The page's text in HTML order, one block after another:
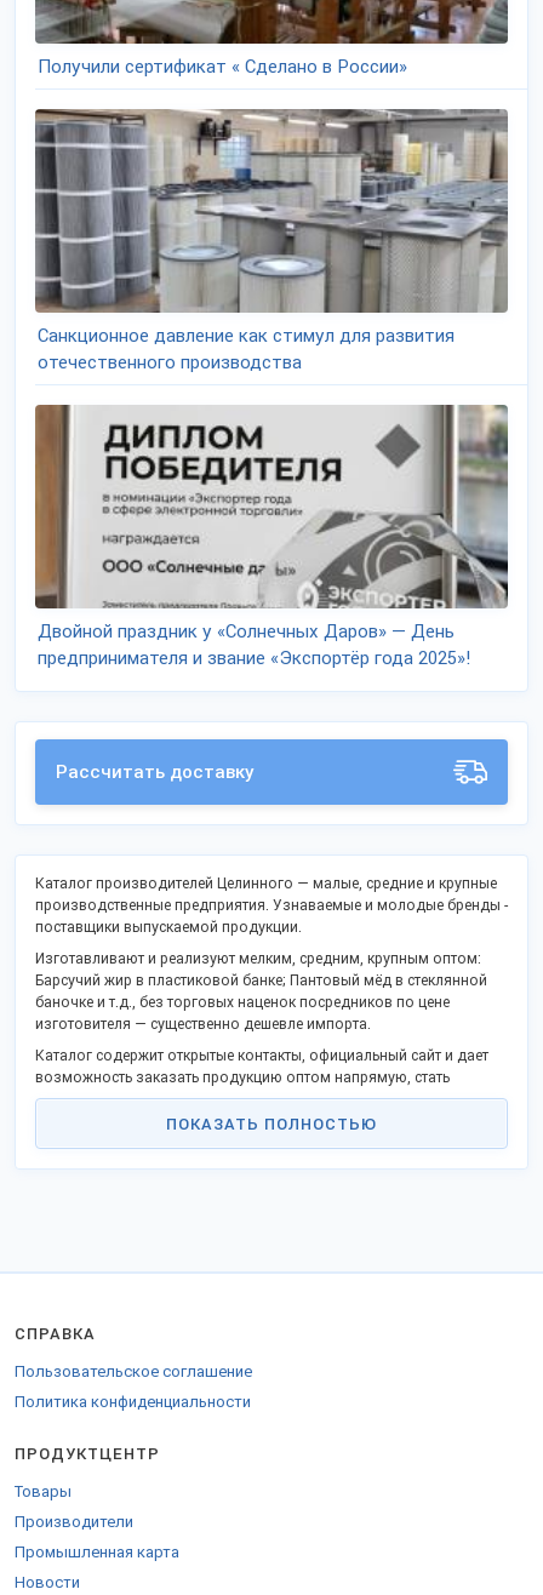
Получили сертификат « Сделано в России»
Санкционное давление как стимул для развития
отечественного производства
Двойной праздник у «Солнечных Даров» — День
предпринимателя и звание «Экспортёр года 2025»!
Рассчитать доставку
Каталог производителей Целинного — малые, средние и крупные
производственные предприятия. Узнаваемые и молодые бренды -
поставщики выпускаемой продукции.
Изготавливают и реализуют мелким, средним, крупным оптом:
Барсучий жир в пластиковой банке; Пантовый мёд в стеклянной
баночке и т.д., без торговых наценок посредников по цене
изготовителя — существенно дешевле импорта.
Каталог содержит открытые контакты, официальный сайт и дает
возможность заказать продукцию оптом напрямую, стать
представителем в своём городе.
Российские изготовители активно поддерживают программу
импортозамещения и модернизации, предлагают прибыльное
ПОКАЗАТЬ ПОЛНОСТЬЮ
СПРАВКА
Пользовательское соглашение
Политика конфиденциальности
ПРОДУКТЦЕНТР
Товары
Производители
Промышленная карта
Новости